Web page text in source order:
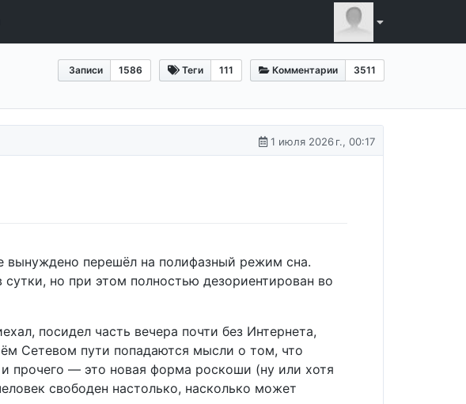
Записи 1586 Теги 111 Комментарии 3511
1 июля 2026 г., 00:17
вынуждено перешёл на полифазный режим сна.
но при этом полностью дезориентирован во
посидел часть вечера почти без Интернета,
Сетевом пути попадаются мысли о том, что
прочего — это новая форма роскоши (ну или хотя
свободен настолько, насколько может